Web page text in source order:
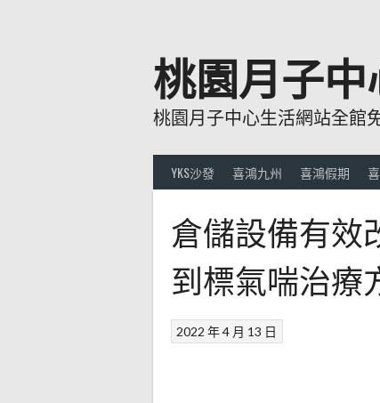
桃園月子
桃園月子中心生活網站全館
YKS沙發 喜鴻九州 喜鴻假期
倉儲設備有效
到標氣喘治療
2022 年 4 月 13 日